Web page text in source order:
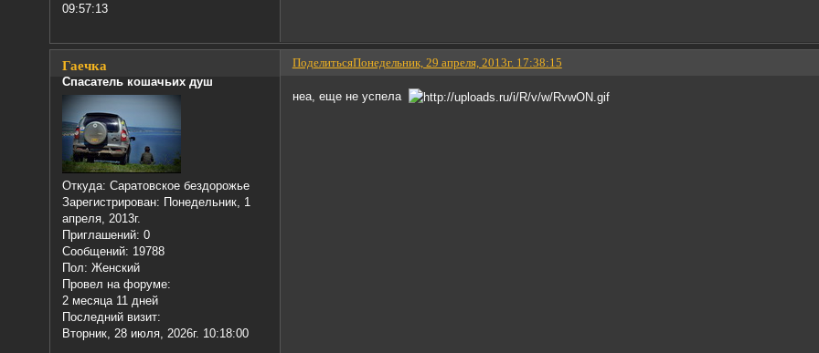
09:57:13
ПоделитьсяПонедельник, 29 апреля, 2013г. 17:38:15
Гаечка
Спасатель кошачьих душ
Откуда: Саратовское бездорожье
Зарегистрирован: Понедельник, 1
апреля, 2013г.
Приглашений: 0
Сообщений: 19788
Пол: Женский
Провел на форуме:
2 месяца 11 дней
Последний визит:
Вторник, 28 июля, 2026г. 10:18:00
неа, еще не успела